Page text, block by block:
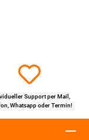
Support perMail,
,WhatsappoderTermin!